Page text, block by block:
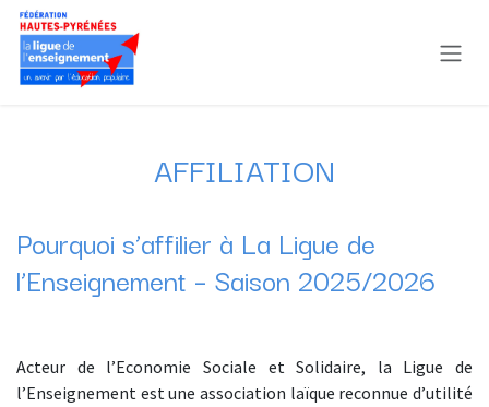
Se rendre au contenu
AFFILIATION
Pourquoi s’affilier à La Ligue de
l’Enseignement – Saison 2025/2026
Acteur de l’Economie Sociale et Solidaire, la Ligue de
l’Enseignement est une association laïque reconnue d’utilité